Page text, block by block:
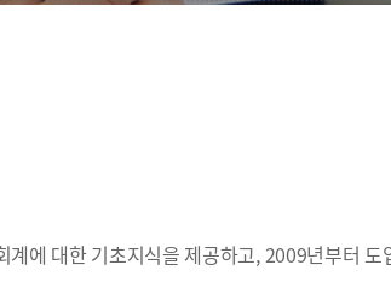
에 대한 기초지식을 제공하고, 2009년부터